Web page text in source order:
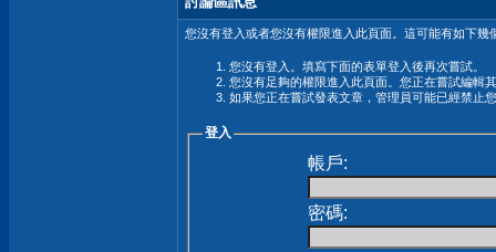
您沒有登入或者您沒有權限進入此頁面。這可能有如下幾
您沒有登入。填寫下面的表單登入後再次嘗試。
您沒有足夠的權限進入此頁面。您正在嘗試編輯
如果您正在嘗試發表文章，管理員可能已經禁止
登入
帳戶:
密碼: